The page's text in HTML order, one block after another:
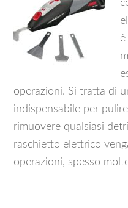
operazioni. Si tratta di
indispensabile per
rimuovere qualsiasi
raschietto elettrico
operazioni, spesso